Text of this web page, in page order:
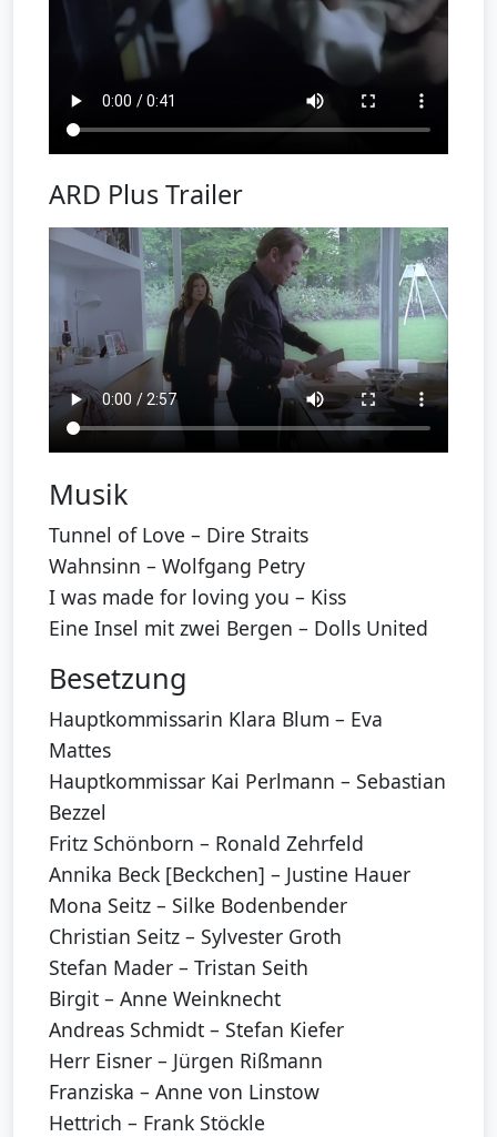
ARD Plus Trailer
Musik
Tunnel of Love – Dire Straits
Wahnsinn – Wolfgang Petry
I was made for loving you – Kiss
Eine Insel mit zwei Bergen – Dolls United
Besetzung
Hauptkommissarin Klara Blum – Eva
Mattes
Hauptkommissar Kai Perlmann – Sebastian
Bezzel
Fritz Schönborn – Ronald Zehrfeld
Annika Beck [Beckchen] – Justine Hauer
Mona Seitz – Silke Bodenbender
Christian Seitz – Sylvester Groth
Stefan Mader – Tristan Seith
Birgit – Anne Weinknecht
Andreas Schmidt – Stefan Kiefer
Herr Eisner – Jürgen Rißmann
Franziska – Anne von Linstow
Hettrich – Frank Stöckle